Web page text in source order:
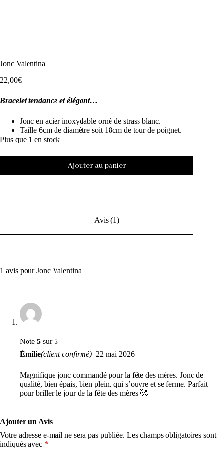
Jonc Valentina
22,00€
Bracelet tendance et élégant…
Jonc en acier inoxydable orné de strass blanc.
Taille 6cm de diamètre soit 18cm de tour de poignet.
Plus que 1 en stock
Ajouter au panier
Avis (1)
1 avis pourJonc Valentina
Note 5 sur 5
Émilie(client confirmé)–22 mai 2026
Magnifique jonc commandé pour la fête des mères. Jonc de
qualité, bien épais, bien plein, qui s’ouvre et se ferme. Parfait
pour briller le jour de la fête des mères 🥰
Ajouter un Avis
Votre adresse e-mail ne sera pas publiée. Les champs obligatoires sont
indiqués avec *